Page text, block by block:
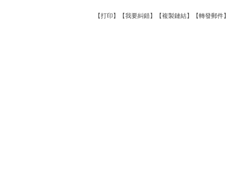
【打印 】【我要糾錯】【複製鏈結】【轉發郵件